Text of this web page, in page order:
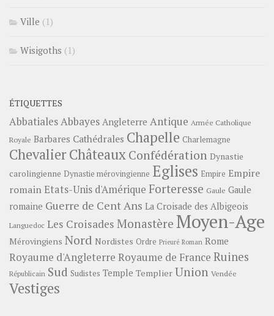
Ville (1)
Wisigoths (1)
ÉTIQUETTES
AbbatialesAbbayes Angleterre Antique Armée Catholique
Royale Barbares Cathédrales Chapelle Charlemagne
ChevalierChâteauxConfédération Dynastie
carolingienne Dynastie mérovingienne Eglises Empire Empire
romainEtats-Unis d'Amérique Forteresse Gaule Gaule
romaine Guerre de Cent Ans La Croisade des Albigeois
Languedoc Les Croisades Monastère Moyen-Age
Mérovingiens Nord Nordistes Ordre Prieuré Roman Rome
Royaume d'Angleterre Royaume de France Ruines
Républicain Sud Sudistes Temple Templier Union Vendée
Vestiges